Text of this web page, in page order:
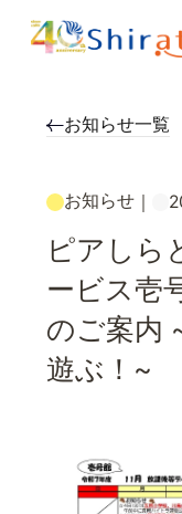
お知らせ一覧
お知らせ｜
ピアしら
ービス壱
のご案内
遊ぶ！~